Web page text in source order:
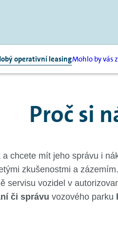
operativní leasingMohlo by vás
Proč si
a chcete mít jeho správu i
zkušenostmi a
servisu vozidel v
či správu vozového parku